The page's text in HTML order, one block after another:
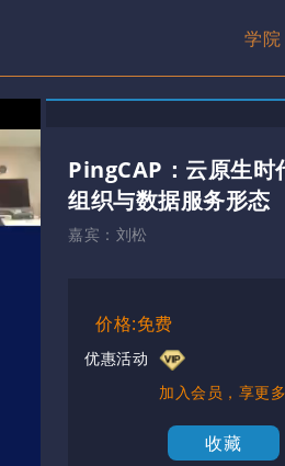
学院
PingCAP：云原生时
组织与数据服务形态
嘉宾： 刘松
价格:免费
优惠活动
加入会员，享更
收藏